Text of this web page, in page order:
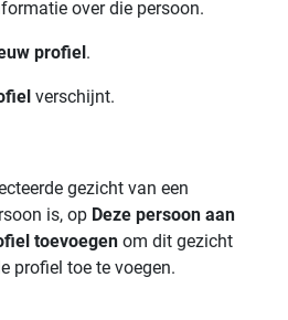
over die persoon.
profiel.
verschijnt.
gezicht van een
is, op Deze persoon aan
toevoegen om dit gezicht
profiel toe te voegen.